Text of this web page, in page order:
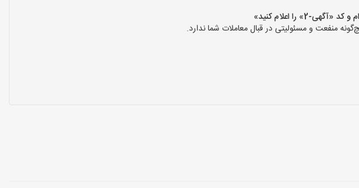
را اعلام کنید»
منفعت و مسئولیتی در قبال معاملات شما ندارد.